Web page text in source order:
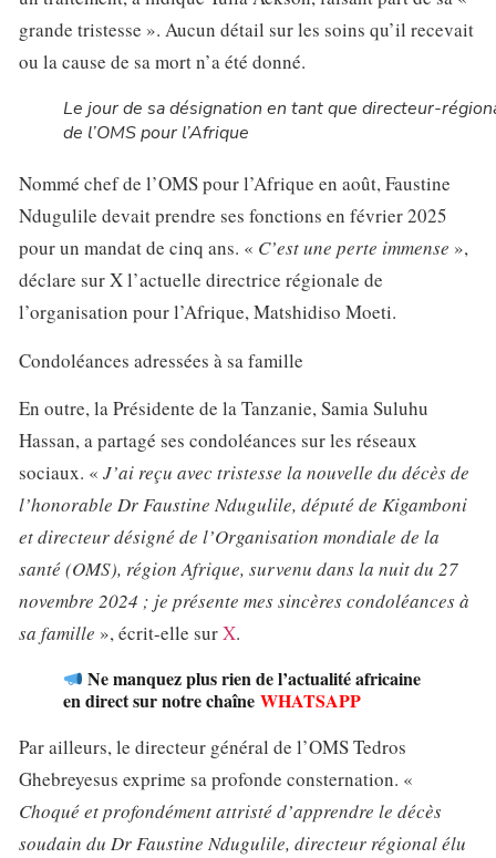
grande tristesse ». Aucun détail sur les soins qu’il recevait
ou la cause de sa mort n’a été donné.
Le jour de sa désignation en tant que directeur-
de l’OMS pour l’Afrique
Nommé chef de l’OMS pour l’Afrique en août, Faustine
Ndugulile devait prendre ses fonctions en février 2025
pour un mandat de cinq ans. « C’est une perte immense »,
déclare sur X l’actuelle directrice régionale de
l’organisation pour l’Afrique, Matshidiso Moeti.
Condoléances adressées à sa famille
En outre, la Présidente de la Tanzanie, Samia Suluhu
Hassan, a partagé ses condoléances sur les réseaux
sociaux. « J’ai reçu avec tristesse la nouvelle du décès de
l’honorable Dr Faustine Ndugulile, député de Kigamboni
et directeur désigné de l’Organisation mondiale de la
santé (OMS), région Afrique, survenu dans la nuit du 27
novembre 2024 ; je présente mes sincères condoléances à
sa famille », écrit-elle surX.
Ne manquez plus rien de l’actualité africaine
en direct sur notre chaîne WHATSAPP
Par ailleurs, le directeur général de l’OMS Tedros
Ghebreyesus exprime sa profonde consternation. «
Choqué et profondément attristé d’apprendre le décès
soudain du Dr Faustine Ndugulile, directeur régional élu